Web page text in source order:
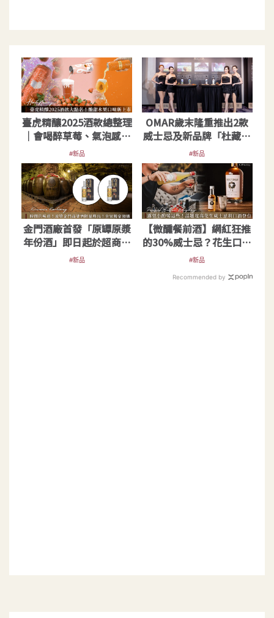
臺虎精釀2025酒款總整理
｜會喝醉草莓、氣泡感柑
橘歡樂過年
#新品
OMAR歲末隆重推出2款
威士忌及新品牌「杜藏」
35年陳高
#新品
金門酒廠首發「原罈原漿
年份酒」即日起於超商開
放預購
#新品
【微醺餐前酒】網紅狂推
的30%威士忌？花生口味
威士忌利口酒來台
#新品
Recommended by